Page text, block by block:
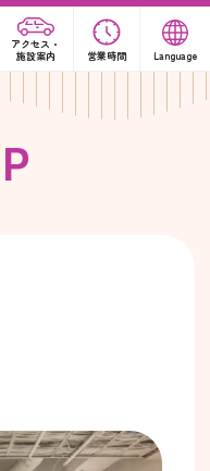
アクセス・
施設案内
営業時間 Language
P